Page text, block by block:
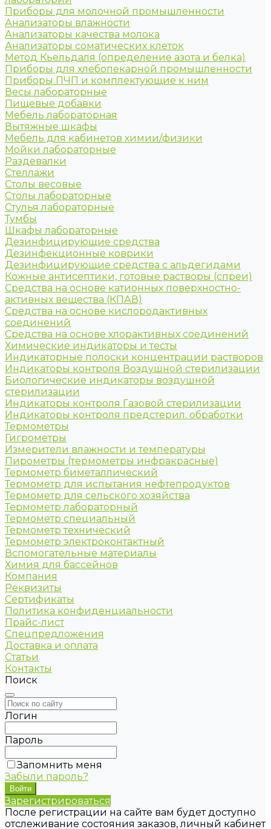
Приборы для молочной промышленности
Анализаторы влажности
Анализаторы качества молока
Анализаторы соматических клеток
Метод Кьельдаля (определение азота и белка)
Приборы для хлебопекарной промышленности
Приборы ПЧП и комплектующие к ним
Весы лабораторные
Пищевые добавки
Мебель лабораторная
Вытяжные шкафы
Мебель для кабинетов химии/физики
Мойки лабораторные
Раздевалки
Стеллажи
Столы весовые
Столы лабораторные
Стулья лабораторные
Тумбы
Шкафы лабораторные
Дезинфицирующие средства
Дезинфекционные коврики
Дезинфицирующие средства с альдегидами
Кожные антисептики, готовые растворы (спреи)
Средства на основе катионных поверхностно-
активных вещества (КПАВ)
Средства на основе кислородактивных
соединений
Средства на основе хлорактивных соединений
Химические индикаторы и тесты
Индикаторные полоски концентрации растворов
Индикаторы контроля Воздушной стерилизации
Биологические индикаторы воздушной
стерилизации
Индикаторы контроля Газовой стерилизации
Индикаторы контроля предстерил. обработки
Термометры
Гигрометры
Измерители влажности и температуры
Пирометры (термометры инфракрасные)
Термометр биметаллический
Термометр для испытания нефтепродуктов
Термометр для сельского хозяйства
Термометр лабораторный
Термометр специальный
Термометр технический
Термометр электроконтактный
Вспомогательные материалы
Химия для бассейнов
Компания
Реквизиты
Сертификаты
Политика конфиденциальности
Прайс-лист
Спецпредложения
Доставка и оплата
Статьи
Контакты
Поиск
Логин
Пароль
Запомнить меня
Забыли пароль?
Зарегистрироваться
После регистрации на сайте вам будет доступно
отслеживание состояния заказов, личный кабинет